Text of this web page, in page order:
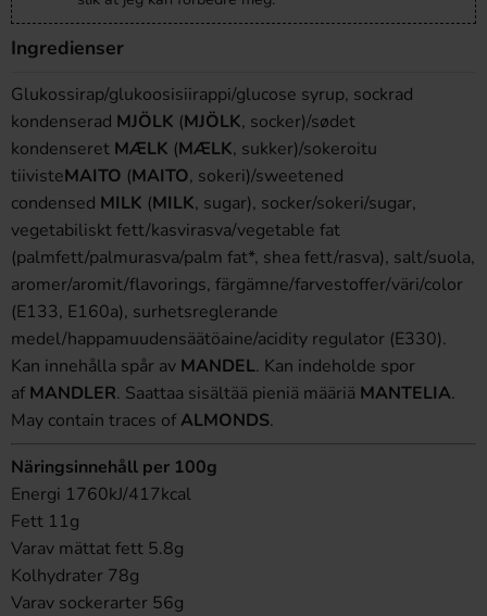
Ingredienser
Glukossirap/glukoosisiirappi/glucose syrup, sockrad
kondenserad MJÖLK (MJÖLK, socker)/sødet
kondenseret MÆLK (MÆLK, sukker)/sokeroitu
tiivisteMAITO (MAITO, sokeri)/sweetened
condensed MILK (MILK, sugar), socker/sokeri/sugar,
vegetabiliskt fett/kasvirasva/vegetable fat
(palmfett/palmurasva/palm fat*, shea fett/rasva), salt/suola,
aromer/aromit/flavorings, färgämne/farvestoffer/väri/color
(E133, E160a), surhetsreglerande
medel/happamuudensäätöaine/acidity regulator (E330).
Kan innehålla spår av MANDEL. Kan indeholde spor
af MANDLER. Saattaa sisältää pieniä määriä MANTELIA.
May contain traces ofALMONDS.
Näringsinnehåll per 100g
Energi 1760kJ/417kcal
Fett 11g
Varav mättat fett 5.8g
Kolhydrater 78g
Varav sockerarter 56g